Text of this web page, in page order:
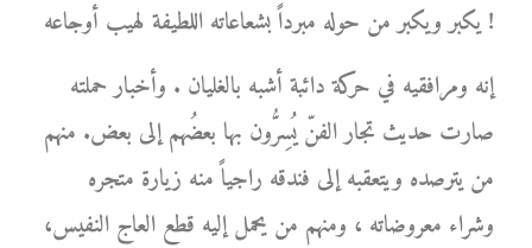
يكبر ويكبر من حوله مبرداً بشعاعاته اللطيفة لهيب أوجاعه !
إنه ومرافقيه في حركة دائبة أشبه بالغليان . وأخبار حملته
صارت حديث تجار الفنّ يُسِرُّون بها بعضُهم إلى بعض. منهم
من يترصده ويتعقبه إلى فندقه راجياً منه زيارة متجره
وشراء معروضاته ، ومنهم من يحمل إليه قطع العاج النفيس،